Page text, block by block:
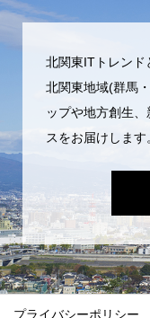
北関東ITトレンド
北関東地域(群馬
ップや地方創生
スをお届けします
プライバシーポリシー